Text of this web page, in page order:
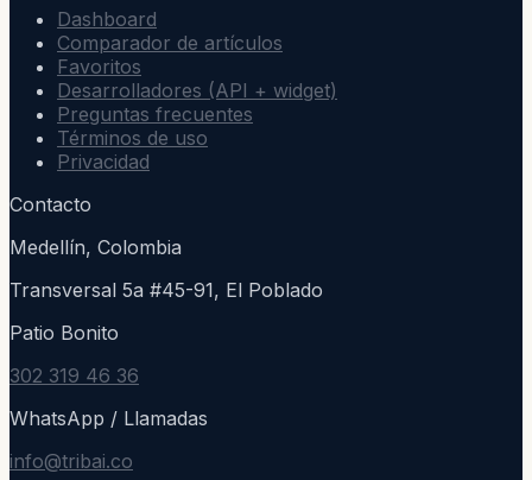
Dashboard
Comparador de artículos
Favoritos
Desarrolladores (API + widget)
Preguntas frecuentes
Términos de uso
Privacidad
Contacto
Medellín, Colombia
Transversal 5a #45-91, El Poblado
Patio Bonito
302 319 46 36
WhatsApp / Llamadas
info@tribai.co